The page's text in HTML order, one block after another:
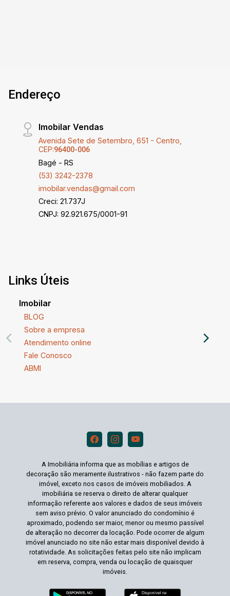
Endereço
Imobilar Vendas
Avenida Sete de Setembro, 651 - Centro,
CEP:96400-006
Bagé - RS
(53) 3242-2378
imobilar.vendas@gmail.com
Creci: 21.737J
CNPJ: 92.921.675/0001-91
Links Úteis
Imobilar
BLOG
Sobre a empresa
Atendimento online
Fale Conosco
ABMI
A Imobiliária informa que as mobílias e artigos de
decoração são meramente ilustrativos - não fazem parte do
imóvel, exceto nos casos de imóveis mobiliados. A
imobiliária se reserva o direito de alterar qualquer
informação referente aos valores e dados de seus imóveis
sem aviso prévio. O valor anunciado do condomínio é
aproximado, podendo ser maior, menor ou mesmo passível
de alteração no decorrer da locação. Pode ocorrer de algum
imóvel anunciado no site não estar mais disponível devido à
rotatividade. As solicitações feitas pelo site não implicam
em reserva, compra, venda ou locação de quaisquer
imóveis.